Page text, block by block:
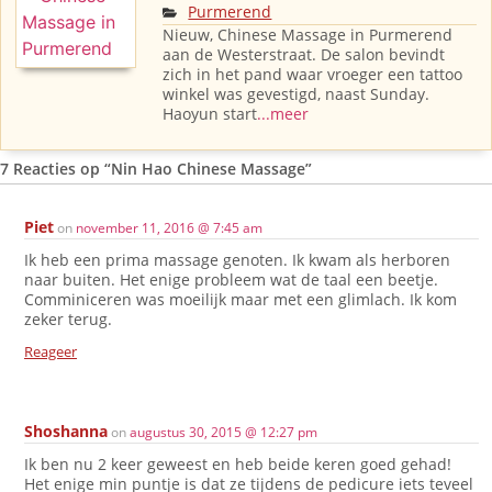
Purmerend
Nieuw, Chinese Massage in Purmerend
aan de Westerstraat. De salon bevindt
zich in het pand waar vroeger een tattoo
winkel was gevestigd, naast Sunday.
Haoyun start...meer
7 Reacties op “Nin Hao Chinese Massage”
Pieton november 11, 2016 @ 7:45 am
Ik heb een prima massage genoten. Ik kwam als herboren
naar buiten. Het enige probleem wat de taal een beetje.
Comminiceren was moeilijk maar met een glimlach. Ik kom
zeker terug.
Reageer
Shoshannaonaugustus 30, 2015 @ 12:27 pm
Ik ben nu 2 keer geweest en heb beide keren goed gehad!
Het enige min puntje is dat ze tijdens de pedicure iets teveel